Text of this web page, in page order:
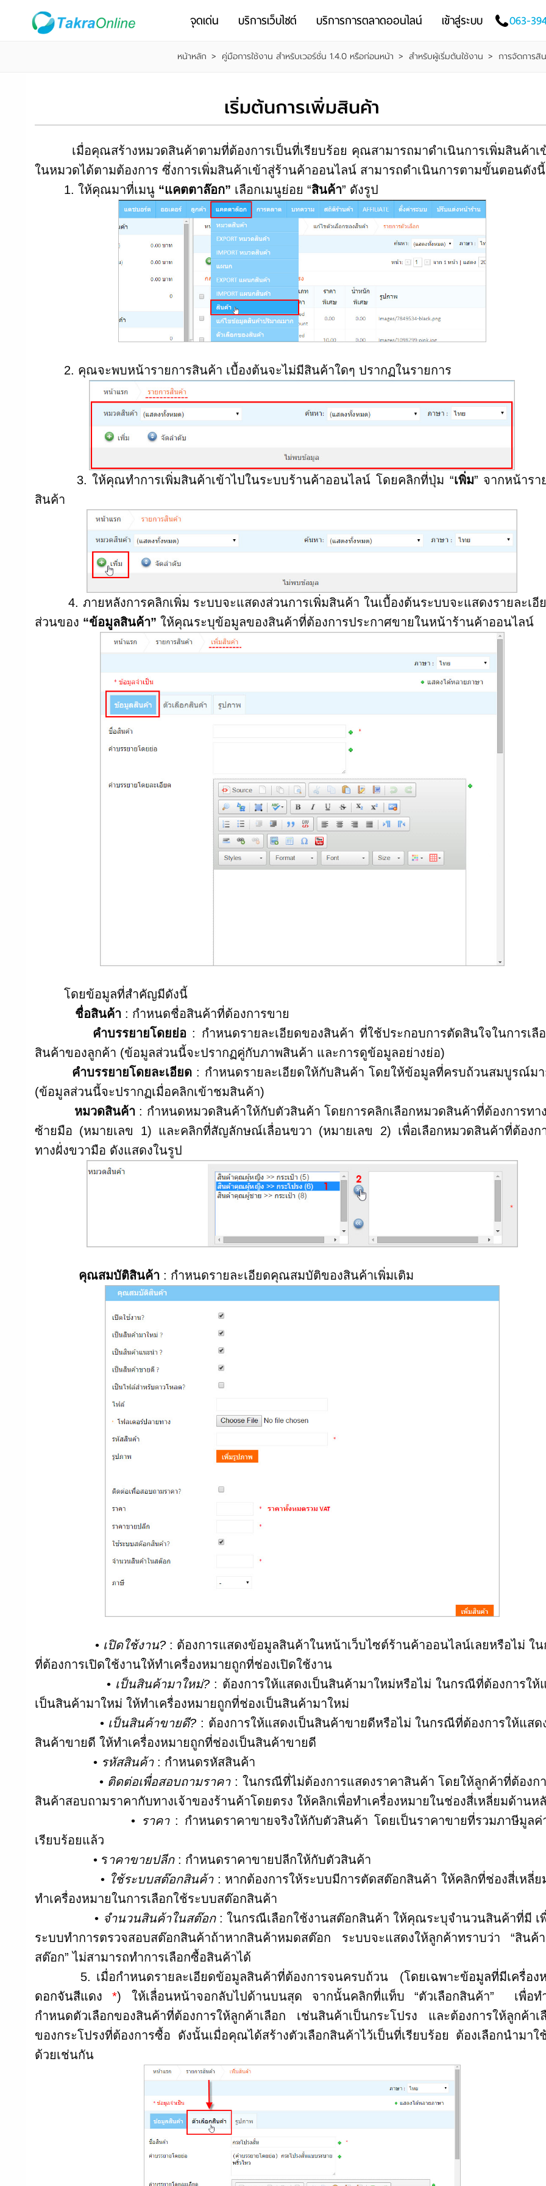
063-
จุดเด่น บริการเว็บไซต์ บริการการตลาดออนไลน์ เข้าสู่ระบบ
หน้าหลัก > คู่มือการใช้งาน สำหรับเวอร์ชั่น 1.4.0 หรือก่อนหน้า > สำหรับผู้เริ่มต้นใช้งาน > การจัดการสิ
เริ่มต้นการเพิ่มสินค้า
เมื่อคุณสร้างหมวดสินค้าตามที่ต้องการเป็นที่เรียบร้อย คุณสามารถมาดำเนินการเพิ่มสินค้าเ
ในหมวดได้ตามต้องการ ซึ่งการเพิ่มสินค้าเข้าสู่ร้านค้าออนไลน์ สามารถดำเนินการตามขั้นตอนดังนี้
1. ให้คุณมาที่เมนู “แคตตาล๊อก” เลือกเมนูย่อย “สินค้า” ดังรูป
2. คุณจะพบหน้ารายการสินค้า เบื้องต้นจะไม่มีสินค้าใดๆ ปรากฏในรายการ
3. ให้คุณทำการเพิ่มสินค้าเข้าไปในระบบร้านค้าออนไลน์ โดยคลิกที่ปุ่ม “เพิ่ม” จากหน้ารา
สินค้า
4. ภายหลังการคลิกเพิ่ม ระบบจะแสดงส่วนการเพิ่มสินค้า ในเบื้องต้นระบบจะแสดงรายละเอี
ส่วนของ “ข้อมูลสินค้า” ให้คุณระบุข้อมูลของสินค้าที่ต้องการประกาศขายในหน้าร้านค้าออนไลน์
โดยข้อมูลที่สำคัญมีดังนี้
ชื่อสินค้า : กำหนดชื่อสินค้าที่ต้องการขาย
คำบรรยายโดยย่อ : กำหนดรายละเอียดของสินค้า ที่ใช้ประกอบการตัดสินใจในการเลื
สินค้าของลูกค้า (ข้อมูลส่วนนี้จะปรากฏคู่กับภาพสินค้า และการดูข้อมูลอย่างย่อ)
คำบรรยายโดยละเอียด: กำหนดรายละเอียดให้กับสินค้า โดยให้ข้อมูลที่ครบถ้วนสมบูรณ์ม
(ข้อมูลส่วนนี้จะปรากฏเมื่อคลิกเข้าชมสินค้า)
หมวดสินค้า: กำหนดหมวดสินค้าให้กับตัวสินค้า โดยการคลิกเลือกหมวดสินค้าที่ต้องการทา
ซ้ายมือ (หมายเลข 1) และคลิกที่สัญลักษณ์เลื่อนขวา (หมายเลข 2) เพื่อเลือกหมวดสินค้าที่ต้องก
ทางฝั่งขวามือ ดังแสดงในรูป
คุณสมบัติสินค้า : กำหนดรายละเอียดคุณสมบัติของสินค้าเพิ่มเติม
•เปิดใช้งาน?: ต้องการแสดงข้อมูลสินค้าในหน้าเว็บไซต์ร้านค้าออนไลน์เลยหรือไม่ ใ
ที่ต้องการเปิดใช้งานให้ทำเครื่องหมายถูกที่ช่องเปิดใช้งาน
• เป็นสินค้ามาใหม่? : ต้องการให้แสดงเป็นสินค้ามาใหม่หรือไม่ ในกรณีที่ต้องการให้
เป็นสินค้ามาใหม่ ให้ทำเครื่องหมายถูกที่ช่องเป็นสินค้ามาใหม่
•เป็นสินค้าขายดี? : ต้องการให้แสดงเป็นสินค้าขายดีหรือไม่ ในกรณีที่ต้องการให้แสด
สินค้าขายดี ให้ทำเครื่องหมายถูกที่ช่องเป็นสินค้าขายดี
• รหัสสินค้า: กำหนดรหัสสินค้า
• ติดต่อเพื่อสอบถามราคา: ในกรณีที่ไม่ต้องการแสดงราคาสินค้า โดยให้ลูกค้าที่ต้องก
สินค้าสอบถามราคากับทางเจ้าของร้านค้าโดยตรง ให้คลิกเพื่อทำเครื่องหมายในช่องสี่เหลี่ยมด้านห
• ราคา: กำหนดราคาขายจริงให้กับตัวสินค้า โดยเป็นราคาขายที่รวมภาษีมูลค่
เรียบร้อยแล้ว
• ราคาขายปลีก: กำหนดราคาขายปลีกให้กับตัวสินค้า
• ใช้ระบบสต๊อกสินค้า: หากต้องการให้ระบบมีการตัดสต๊อกสินค้า ให้คลิกที่ช่องสี่เหลี่ย
ทำเครื่องหมายในการเลือกใช้ระบบสต๊อกสินค้า
• จำนวนสินค้าในสต๊อก: ในกรณีเลือกใช้งานสต๊อกสินค้า ให้คุณระบุจำนวนสินค้าที่มี เ
ระบบทำการตรวจสอบสต๊อกสินค้าถ้าหากสินค้าหมดสต๊อก ระบบจะแสดงให้ลูกค้าทราบว่า “สินค้
สต๊อก” ไม่สามารถทำการเลือกซื้อสินค้าได้
5. เมื่อกำหนดรายละเอียดข้อมูลสินค้าที่ต้องการจนครบถ้วน (โดยเฉพาะข้อมูลที่มีเครื่อง
ดอกจันสีแดง
*) ให้เลื่อนหน้าจอกลับไปด้านบนสุด จากนั้นคลิกที่แท็บ “ตัวเลือกสินค้า” เพื่อท
กำหนดตัวเลือกของสินค้าที่ต้องการให้ลูกค้าเลือก เช่นสินค้าเป็นกระโปรง และต้องการให้ลูกค้าเ
ของกระโปรงที่ต้องการซื้อ ดังนั้นเมื่อคุณได้สร้างตัวเลือกสินค้าไว้เป็นที่เรียบร้อย ต้องเลือกนำมาใ
ด้วยเช่นกัน